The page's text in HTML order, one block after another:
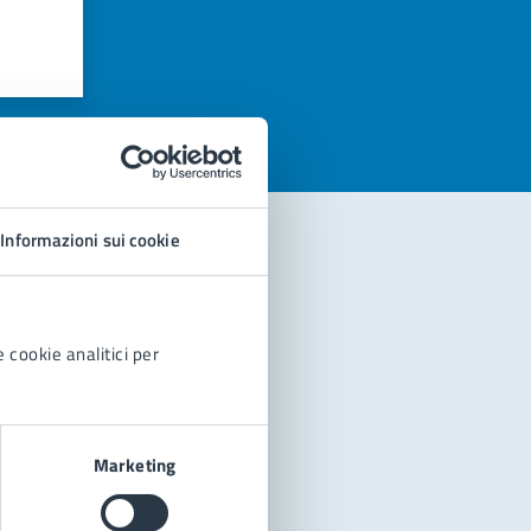
Informazioni sui cookie
cookie analitici per
Marketing